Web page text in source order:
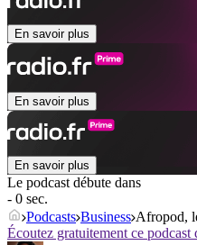
En savoir plus
En savoir plus
En savoir plus
Le podcast débute dans
- 0 sec.
Podcasts Business Afropod,
Écoutez gratuitement ce podcast